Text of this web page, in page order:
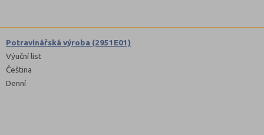
Potravinářská výroba (2951E01)
Výuční list
Čeština
Denní